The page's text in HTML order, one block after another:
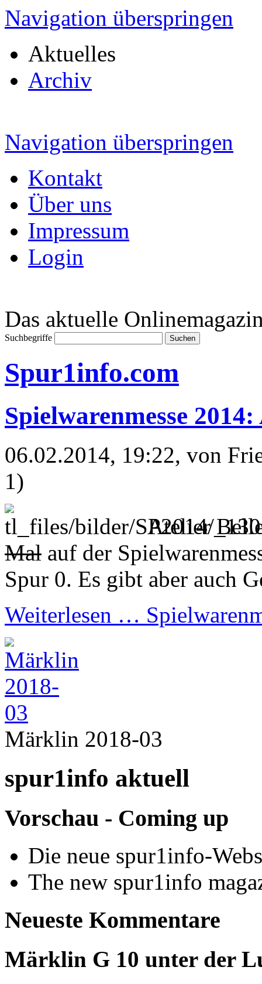
Navigation überspringen
Aktuelles
Archiv
Navigation überspringen
Kontakt
Über uns
Impressum
Login
Das aktuelle
Suchbegriffe
Spur1info.com
Spielwarenmesse
06.02.2014, 19:22, von
1)
Atelier
Mal auf der
Spur 0. Es gibt aber auch
Weiterlesen …
Märklin 2018-03
spur1info aktuell
Vorschau - Coming up
Die neue spur1info-
The new spur1info
Neueste Kommentare
Märklin G 10 unter der